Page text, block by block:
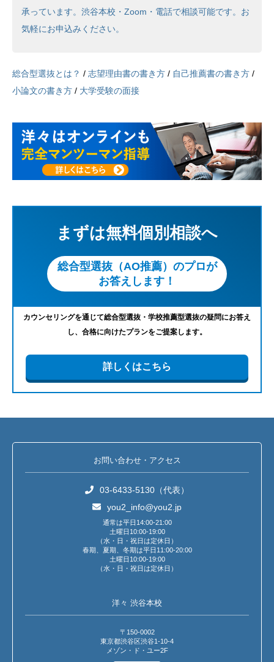
承っています。渋谷本校・Zoom・電話で相談可能です。お
気軽にお申込みください。
総合型選抜とは？ / 志望理由書の書き方 / 自己推薦書の書き方 /
小論文の書き方 / 大学受験の面接
まずは無料個別相談へ
総合型選抜（AO推薦）のプロが
お答えします！
カウンセリングを通じて総合型選抜・学校推薦型選抜の疑問にお答え
し、合格に向けたプランをご提案します。
詳しくはこちら
お問い合わせ・アクセス
03-6433-5130（代表）
you2_info@you2.jp
通常は平日14:00-21:00
土曜日10:00-19:00
（水・日・祝日は定休日）
春期、夏期、冬期は平日11:00-20:00
土曜日10:00-19:00
（水・日・祝日は定休日）
洋々 渋谷本校
〒150-0002
東京都渋谷区渋谷1-10-4
メゾン・ド・ユー2F